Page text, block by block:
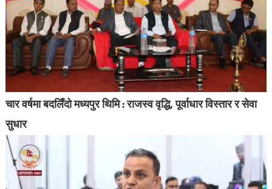
चार वर्षमा बदलिँदो मध्यपुर थिमि : राजस्व वृद्धि, पूर्वाधार विस्तार र सेवा
सुधार